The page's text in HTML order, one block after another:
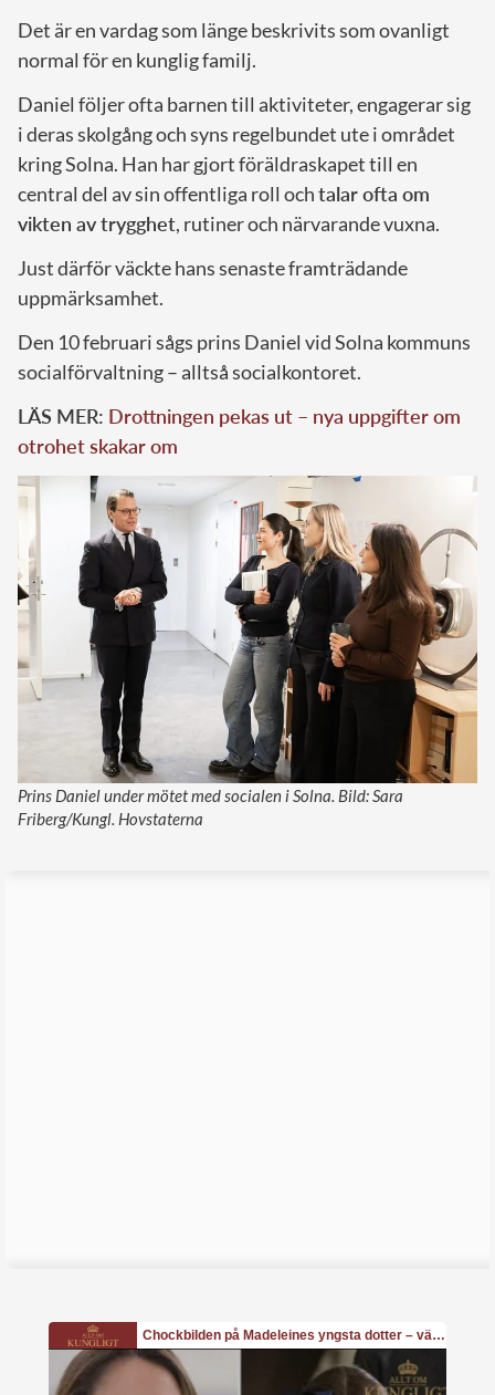
Det är en vardag som länge beskrivits som ovanligt
normal för en kunglig familj.
Daniel följer ofta barnen till aktiviteter, engagerar sig
i deras skolgång och syns regelbundet ute i området
kring Solna. Han har gjort föräldraskapet till en
central del av sin offentliga roll ochtalar ofta om
vikten av trygghet, rutiner och närvarande vuxna.
Just därför väckte hans senaste framträdande
uppmärksamhet.
Den 10 februari sågs prins Daniel vid Solna kommuns
socialförvaltning – alltså socialkontoret.
LÄS MER: Drottningen pekas ut – nya uppgifter om
otrohet skakar om
Prins Daniel under mötet med socialen i Solna. Bild: Sara
Friberg/Kungl. Hovstaterna